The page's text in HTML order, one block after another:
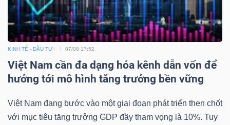
KINH TẾ - ĐẦU TƯ 07/08 17:52
Việt Nam cần đa dạng hóa kênh dẫn vốn để
hướng tới mô hình tăng trưởng bền vững
Việt Nam đang bước vào một giai đoạn phát triển then chốt
với mục tiêu tăng trưởng GDP đầy tham vọng là 10%. Tuy